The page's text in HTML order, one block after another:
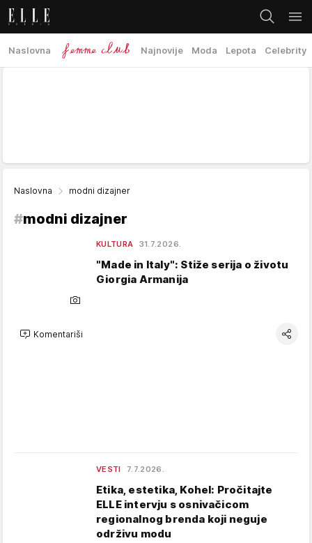
Naslovna Najnovije Moda Lepota Celebrity
Naslovna modni dizajner
#modni dizajner
KULTURA 31.7.2026.
"Made in Italy": Stiže serija o životu
Giorgia Armanija
Komentariši
VESTI 7.7.2026.
Etika, estetika, Kohel: Pročitajte
ELLE intervju s osnivačicom
regionalnog brenda koji neguje
održivu modu